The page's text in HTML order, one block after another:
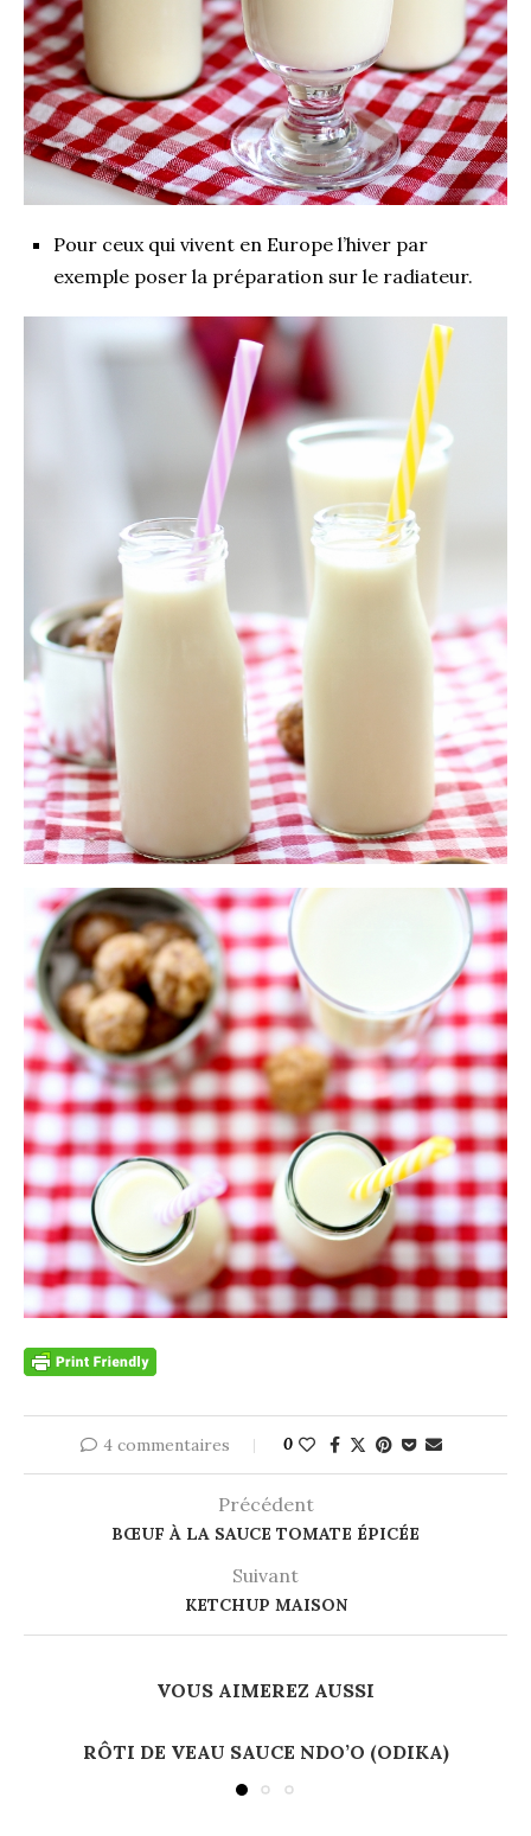
Pour ceux qui vivent en Europe l’hiver par
exemple poser la préparation sur le radiateur.
4 commentaires 0
Précédent
BŒUF À LA SAUCE TOMATE ÉPICÉE
Suivant
KETCHUP MAISON
VOUS AIMEREZ AUSSI
RÔTI DE VEAU SAUCE NDO’O (ODIKA)